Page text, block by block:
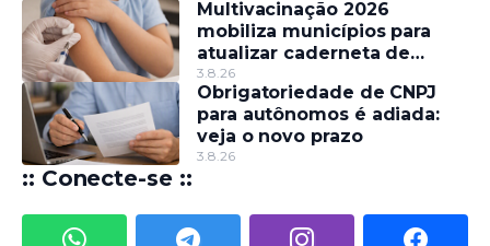
Multivacinação 2026
mobiliza municípios para
atualizar caderneta de
crianças e adolescentes
3.8.26
Obrigatoriedade de CNPJ
para autônomos é adiada:
veja o novo prazo
3.8.26
:: Conecte-se ::